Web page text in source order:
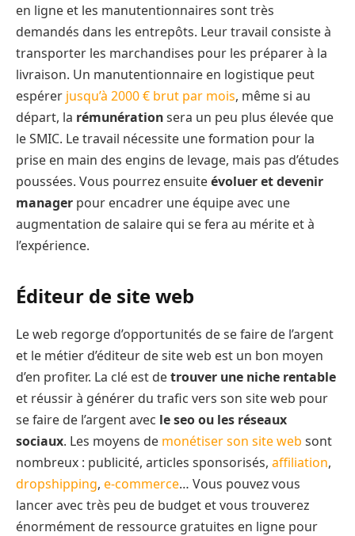
en ligne et les manutentionnaires sont très
demandés dans les entrepôts. Leur travail consiste à
transporter les marchandises pour les préparer à la
livraison. Un manutentionnaire en logistique peut
espérer jusqu’à 2000 € brut par mois, même si au
départ, la rémunérationsera un peu plus élevée que
le SMIC. Le travail nécessite une formation pour la
prise en main des engins de levage, mais pas d’études
poussées. Vous pourrez ensuiteévoluer et devenir
manager pour encadrer une équipe avec une
augmentation de salaire qui se fera au mérite et à
l’expérience.
Éditeur de site web
Le web regorge d’opportunités de se faire de l’argent
et le métier d’éditeur de site web est un bon moyen
d’en profiter. La clé est detrouver une niche rentable
et réussir à générer du trafic vers son site web pour
se faire de l’argent avec le seo ou les réseaux
sociaux. Les moyens de monétiser son site web sont
nombreux : publicité, articles sponsorisés, affiliation,
dropshipping, e-commerce… Vous pouvez vous
lancer avec très peu de budget et vous trouverez
énormément de ressource gratuites en ligne pour